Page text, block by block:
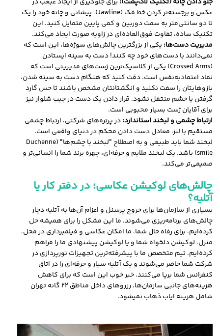
عکس و برجسته‌تر کردن خط فک (Jawline)، پیشانی و چانه خود را یک
تا دو سانتی‌متر به سمت دوربین و کمی پایین متمایل کنید. این
تکنیک ساده، تفاوت فوق‌العاده‌ای در زاویه صورت ایجاد می‌کند.
مدیریت دست‌ها: یکی از بزرگترین چالش‌های سوژه‌ها، این است که
نمی‌دانند با دست‌های خود چه کنند! دست به سینه ایستادن
(Crossed Arms) یکی از کلاسیک‌ترین ژست‌های مدیریتی است که
نماد اعتماد‌به‌نفس است. دقت کنید که هنگام دست به سینه شدن،
بازوهایتان را سفت نکنید و انگشتانتان مشخص باشند تا حس گارد
گرفتن یا خشم منتقل نشود. قرار دادن یک دست در جیب شلوار نیز
برای آقایان ژست بسیار محبوبی است.
ارتباط چشمی و لبخند استاندارد:در پرتره‌های شرکتی، ارتباط چشمی
مستقیم با لنز، معادل دست دادن محکم در دنیای واقعی است.
لبخند شما باید طبیعی و به اصطلاح "لبخند با چشم‌ها" (Duchenne
smile) باشد. یک لبخند ملایم و حرفه‌ای، چهره برند شما را انسانی‌تر و
صمیمی‌تر می‌کند.
چالش‌های لوکیشن عکاسی؛ در دفتر کار یا
آتلیه؟
بسیاری از سازمان‌ها برای خروج پرسنل و اعزام آن‌ها به آتلیه دچار
چالش‌های برنامه‌ریزی می‌شوند. ما این مشکل را برای همیشه حل
کرده‌ایم. برای رفاه حال شما، ما امکان عکاسی و فیلمبرداری در محل،
منزل، لوکیشن دلخواه شما و یا لوکیشن پیشنهادی ما را فراهم
کرده‌ایم. تیم متخصص ما با پیشرفته‌ترین تجهیزات نورپردازی در
شرکت شما حاضر می‌شوند و یک آتلیه سیار و حرفه‌ای را در اتاق
کنفرانس شما برپا می‌کنند. خبر خوب این است که برای کاهش
هزینه‌های جانبی سازمان‌ها، رزروهای داخل مناطق 22 گانه تهران
شامل هزینه ایاب ذهاب نمیشود.